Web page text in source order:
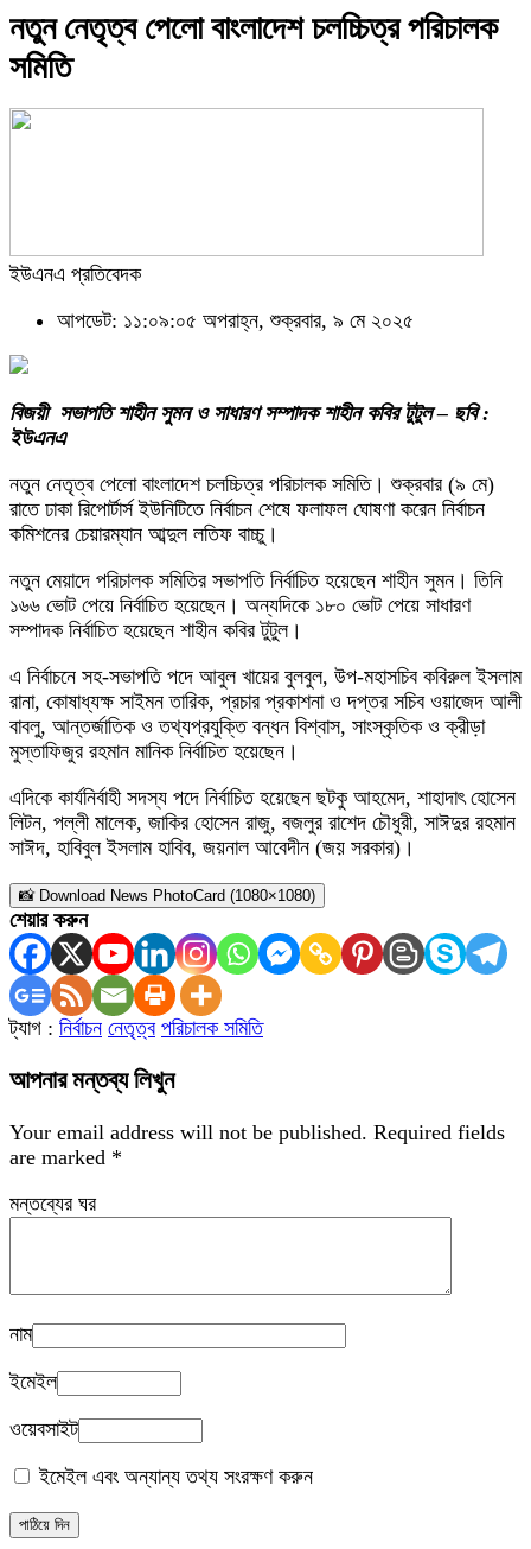
নতুন নেতৃত্ব পেলো বাংলাদেশ চলচ্চিত্র পরিচালক
সমিতি
ইউএনএ প্রতিবেদক
আপডেট: ১১:০৯:০৫ অপরাহ্ন, শুক্রবার, ৯ মে ২০২৫
বিজয়ী সভাপতি শাহীন সুমন ও সাধারণ সম্পাদক শাহীন কবির টুটুল – ছবি :
ইউএনএ
নতুন নেতৃত্ব পেলো বাংলাদেশ চলচ্চিত্র পরিচালক সমিতি। শুক্রবার (৯ মে)
রাতে ঢাকা রিপোর্টার্স ইউনিটিতে নির্বাচন শেষে ফলাফল ঘোষণা করেন নির্বাচন
কমিশনের চেয়ারম্যান আব্দুল লতিফ বাচ্চু।
নতুন মেয়াদে পরিচালক সমিতির সভাপতি নির্বাচিত হয়েছেন শাহীন সুমন। তিনি
১৬৬ ভোট পেয়ে নির্বাচিত হয়েছেন। অন্যদিকে ১৮০ ভোট পেয়ে সাধারণ
সম্পাদক নির্বাচিত হয়েছেন শাহীন কবির টুটুল।
এ নির্বাচনে সহ-সভাপতি পদে আবুল খায়ের বুলবুল, উপ-মহাসচিব কবিরুল ইসলাম
রানা, কোষাধ্যক্ষ সাইমন তারিক, প্রচার প্রকাশনা ও দপ্তর সচিব ওয়াজেদ আলী
বাবলু, আন্তর্জাতিক ও তথ্যপ্রযুক্তি বন্ধন বিশ্বাস, সাংস্কৃতিক ও ক্রীড়া
মুস্তাফিজুর রহমান মানিক নির্বাচিত হয়েছেন।
এদিকে কার্যনির্বাহী সদস্য পদে নির্বাচিত হয়েছেন ছটকু আহমেদ, শাহাদাৎ হোসেন
লিটন, পল্লী মালেক, জাকির হোসেন রাজু, বজলুর রাশেদ চৌধুরী, সাঈদুর রহমান
সাঈদ, হাবিবুল ইসলাম হাবিব, জয়নাল আবেদীন (জয় সরকার)।
📸 Download News PhotoCard (1080×1080)
শেয়ার করুন
ট্যাগ : নির্বাচন নেতৃত্ব পরিচালক সমিতি
আপনার মন্তব্য লিখুন
Your email address will not be published. Required fields
are marked *
মন্তব্যের ঘর
নাম
ইমেইল
ওয়েবসাইট
ইমেইল এবং অন্যান্য তথ্য সংরক্ষণ করুন